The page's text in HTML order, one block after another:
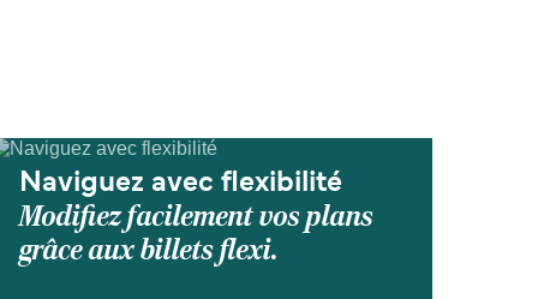
Naviguez avec flexibilité
Modifiez facilement vos plans
grâce aux billets flexi.